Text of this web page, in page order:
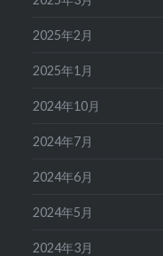
2025年2月
2025年1月
2024年10月
2024年7月
2024年6月
2024年5月
2024年3月